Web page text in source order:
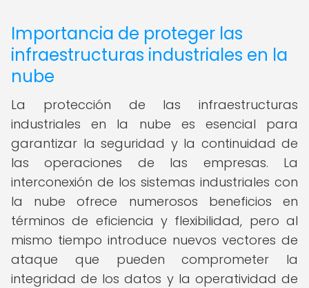
Importancia de proteger las
infraestructuras industriales en la
nube
La protección de las infraestructuras
industriales en la nube es esencial para
garantizar la seguridad y la continuidad de
las operaciones de las empresas. La
interconexión de los sistemas industriales con
la nube ofrece numerosos beneficios en
términos de eficiencia y flexibilidad, pero al
mismo tiempo introduce nuevos vectores de
ataque que pueden comprometer la
integridad de los datos y la operatividad de